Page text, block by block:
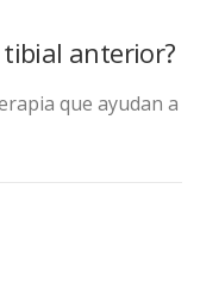
anterior?
que ayudan a